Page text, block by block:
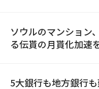
ソウルのマンション
る伝貰の月貰化加速
5大銀行も地方銀行